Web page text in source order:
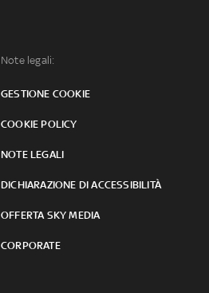
Note legali:
GESTIONE COOKIE
COOKIE POLICY
NOTE LEGALI
DICHIARAZIONE DI ACCESSIBILITÀ
OFFERTA SKY MEDIA
CORPORATE